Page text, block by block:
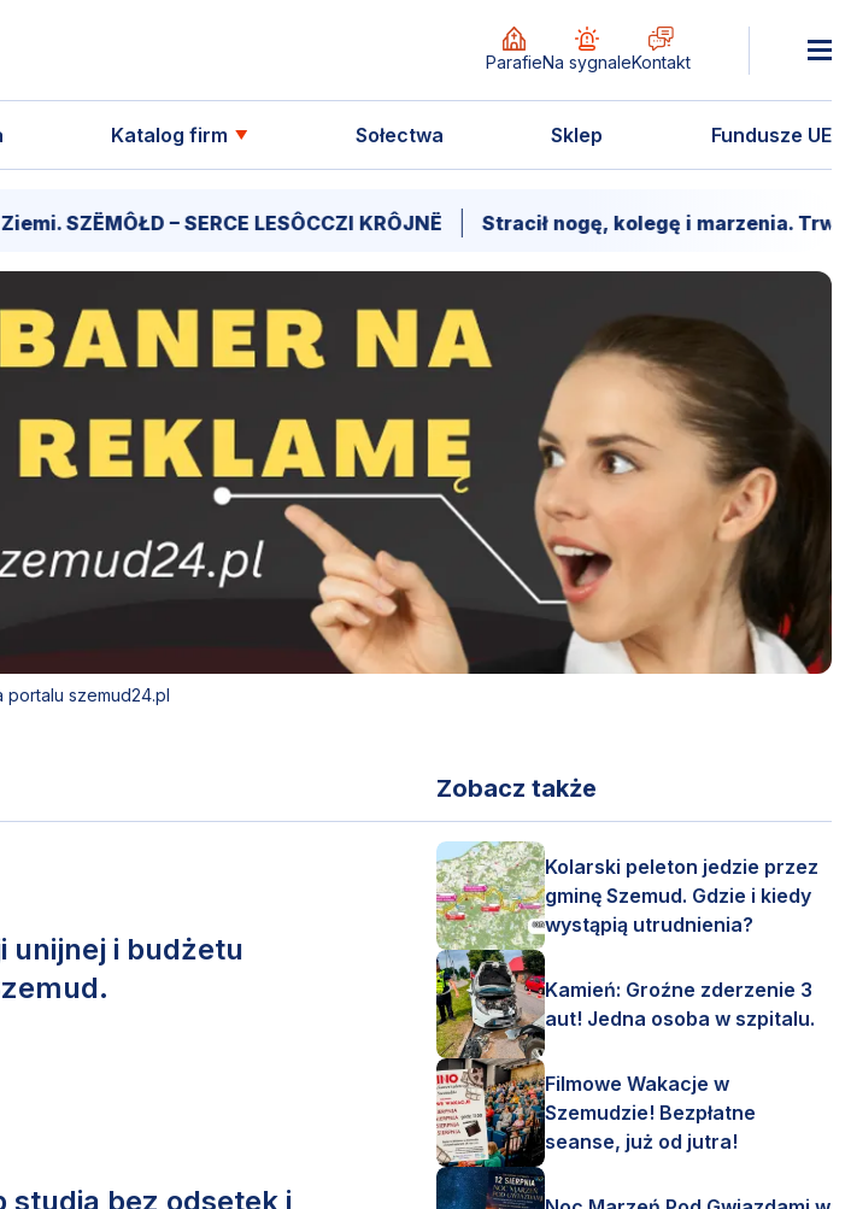
ParafieNa sygnaleKontakt
Katalog firm Sołectwa Sklep Fundusze UE
– SERCE LESÔCCZI KRÔJNË Stracił nogę, kolegę i marzenia. Trwa walka o
portalu szemud24.pl
unijnej i budżetu
bez odsetek i
Zobacz także
Kolarski peleton jedzie przez
gminę Szemud. Gdzie i kiedy
wystąpią utrudnienia?
Kamień: Groźne zderzenie 3
aut! Jedna osoba w szpitalu.
Filmowe Wakacje w
Szemudzie! Bezpłatne
seanse, już od jutra!